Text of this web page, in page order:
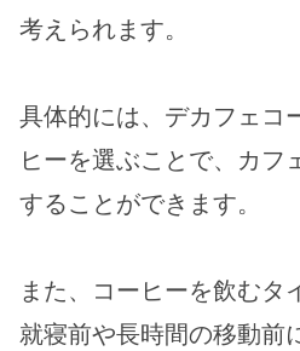
考えられます。
具体的には、デカフェコ
ヒーを選ぶことで、カフ
することができます。
また、コーヒーを飲むタ
就寝前や長時間の移動前